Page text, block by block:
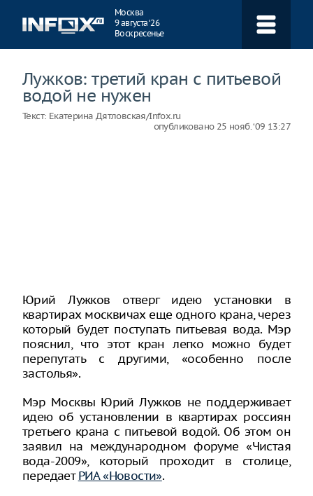
Москва
9 августа ‘26
Воскресенье
Лужков: третий кран с питьевой
водой не нужен
Текст: Екатерина Дятловская/Infox.ru
опубликовано 25 нояб. ‘09 13:27
Юрий Лужков отверг идею установки в
квартирах москвичах еще одного крана, через
который будет поступать питьевая вода. Мэр
пояснил, что этот кран легко можно будет
перепутать с другими, «особенно после
застолья».
Мэр Москвы Юрий Лужков не поддерживает
идею об установлении в квартирах россиян
третьего крана с питьевой водой. Об этом он
заявил на международном форуме «Чистая
вода-2009», который проходит в столице,
передаетРИА «Новости».